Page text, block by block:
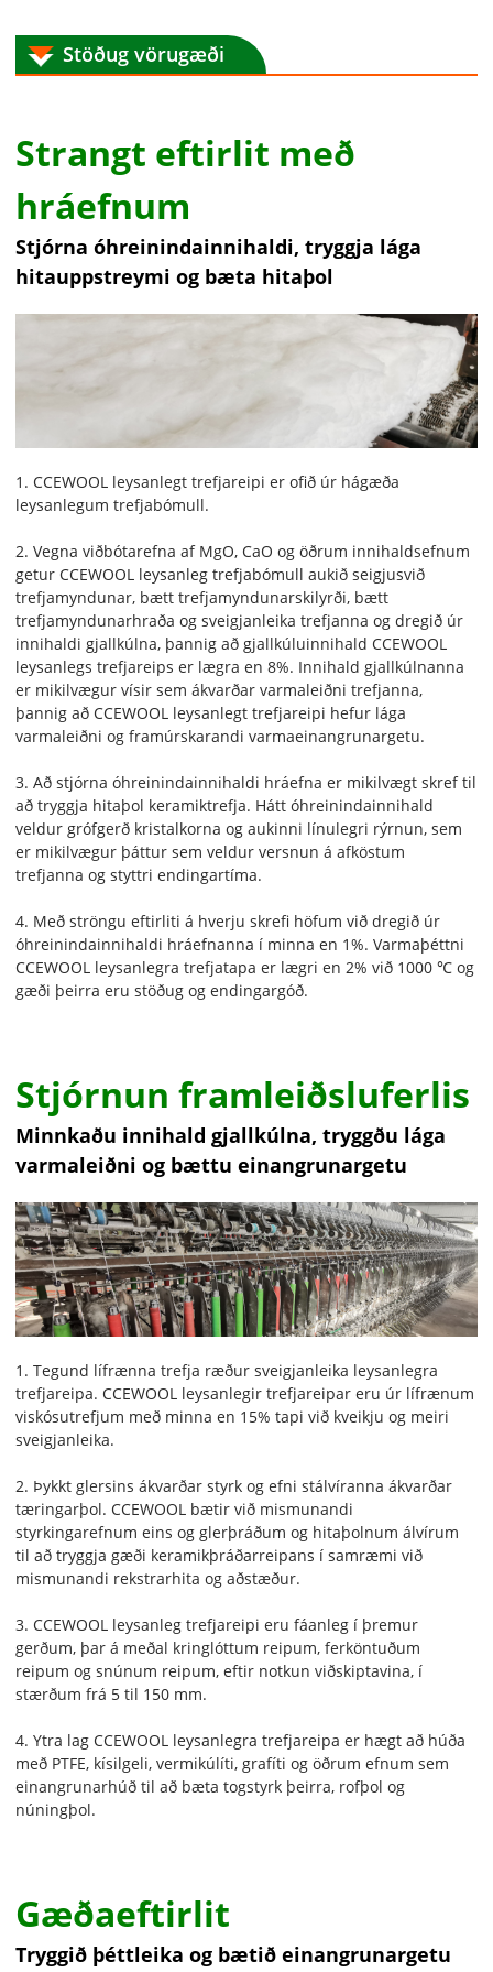
Stöðug vörugæði
Strangt eftirlit með
hráefnum
Stjórna óhreinindainnihaldi, tryggja lága
hitauppstreymi og bæta hitaþol
1. CCEWOOL leysanlegt trefjareipi er ofið úr hágæða
leysanlegum trefjabómull.
2. Vegna viðbótarefna af MgO, CaO og öðrum innihaldsefnum
getur CCEWOOL leysanleg trefjabómull aukið seigjusvið
trefjamyndunar, bætt trefjamyndunarskilyrði, bætt
trefjamyndunarhraða og sveigjanleika trefjanna og dregið úr
innihaldi gjallkúlna, þannig að gjallkúluinnihald CCEWOOL
leysanlegs trefjareips er lægra en 8%. Innihald gjallkúlnanna
er mikilvægur vísir sem ákvarðar varmaleiðni trefjanna,
þannig að CCEWOOL leysanlegt trefjareipi hefur lága
varmaleiðni og framúrskarandi varmaeinangrunargetu.
3. Að stjórna óhreinindainnihaldi hráefna er mikilvægt skref til
að tryggja hitaþol keramiktrefja. Hátt óhreinindainnihald
veldur grófgerð kristalkorna og aukinni línulegri rýrnun, sem
er mikilvægur þáttur sem veldur versnun á afköstum
trefjanna og styttri endingartíma.
4. Með ströngu eftirliti á hverju skrefi höfum við dregið úr
óhreinindainnihaldi hráefnanna í minna en 1%. Varmaþéttni
CCEWOOL leysanlegra trefjatapa er lægri en 2% við 1000 ℃ og
gæði þeirra eru stöðug og endingargóð.
Stjórnun framleiðsluferlis
Minnkaðu innihald gjallkúlna, tryggðu lága
varmaleiðni og bættu einangrunargetu
1. Tegund lífrænna trefja ræður sveigjanleika leysanlegra
trefjareipa. CCEWOOL leysanlegir trefjareipar eru úr lífrænum
viskósutrefjum með minna en 15% tapi við kveikju og meiri
sveigjanleika.
2. Þykkt glersins ákvarðar styrk og efni stálvíranna ákvarðar
tæringarþol. CCEWOOL bætir við mismunandi
styrkingarefnum eins og glerþráðum og hitaþolnum álvírum
til að tryggja gæði keramikþráðarreipans í samræmi við
mismunandi rekstrarhita og aðstæður.
3. CCEWOOL leysanleg trefjareipi eru fáanleg í þremur
gerðum, þar á meðal kringlóttum reipum, ferköntuðum
reipum og snúnum reipum, eftir notkun viðskiptavina, í
stærðum frá 5 til 150 mm.
4. Ytra lag CCEWOOL leysanlegra trefjareipa er hægt að húða
með PTFE, kísilgeli, vermikúlíti, grafíti og öðrum efnum sem
einangrunarhúð til að bæta togstyrk þeirra, rofþol og
núningþol.
Gæðaeftirlit
Tryggið þéttleika og bætið einangrunargetu